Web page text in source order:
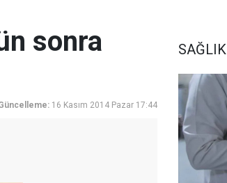
sonra
16 Kasım 2014 Pazar 17:44
SAĞLIK